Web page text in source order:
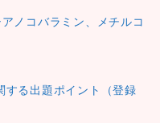
ノコバラミン、メチルコ
する出題ポイント（登録